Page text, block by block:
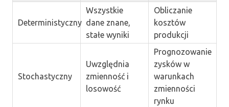
Deterministyczny
Wszystkie
dane znane,
stałe wyniki
Obliczanie
kosztów
produkcji
Stochastyczny
Uwzględnia
zmienność i
losowość
Prognozowanie
zysków w
warunkach
zmienności
rynku